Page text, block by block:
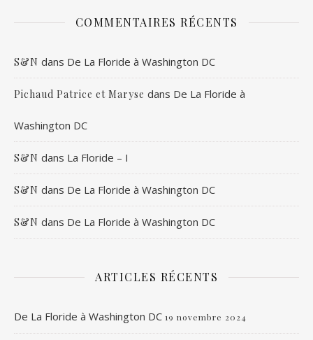
COMMENTAIRES RÉCENTS
S&N dans De La Floride à Washington DC
Pichaud Patrice et Maryse dans De La Floride à
Washington DC
S&N dans La Floride – I
S&N dans De La Floride à Washington DC
S&N dans De La Floride à Washington DC
ARTICLES RÉCENTS
De La Floride à Washington DC 19 novembre 2024